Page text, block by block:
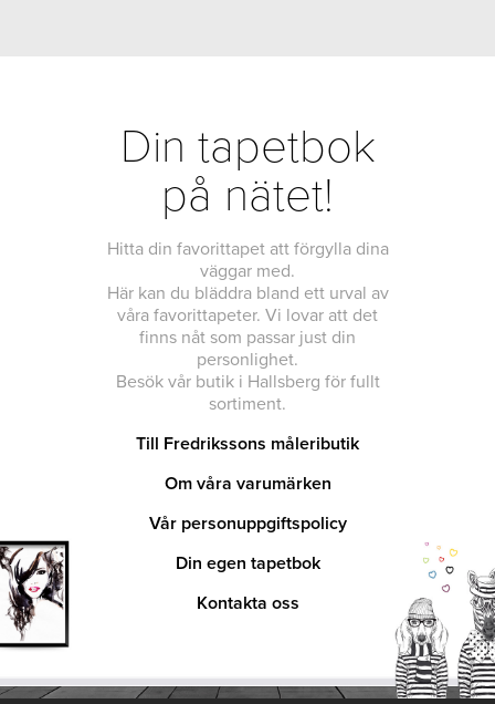
Din tapetbok
på nätet!
Hitta din favorittapet att förgylla dina
väggar med.
Här kan du bläddra bland ett urval av
våra favorittapeter. Vi lovar att det
finns nåt som passar just din
personlighet.
Besök vår butik i Hallsberg för fullt
sortiment.
Till Fredrikssons måleributik
Om våra varumärken
Vår personuppgiftspolicy
Din egen tapetbok
Kontakta oss